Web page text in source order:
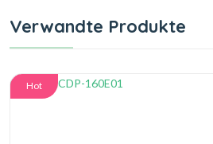
Verwandte Produkte
Hot